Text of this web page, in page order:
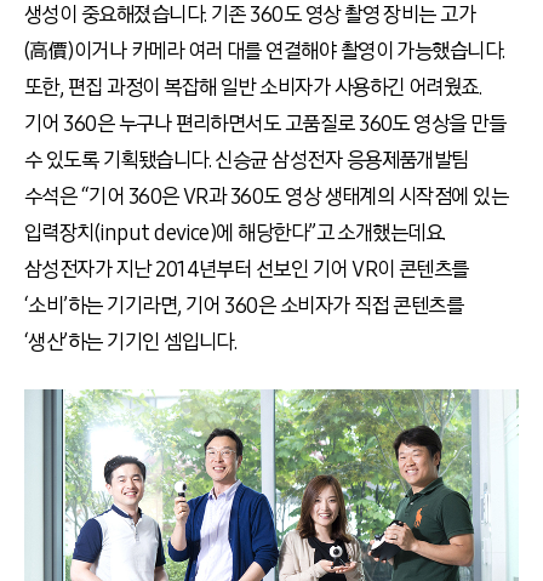
생성이 중요해졌습니다. 기존 360도 영상 촬영 장비는 고가
(高價)이거나 카메라 여러 대를 연결해야 촬영이 가능했습니다.
또한, 편집 과정이 복잡해 일반 소비자가 사용하긴 어려웠죠.
기어 360은 누구나 편리하면서도 고품질로 360도 영상을 만들
수 있도록 기획됐습니다. 신승균 삼성전자 응용제품개발팀
수석은 “기어 360은 VR과 360도 영상 생태계의 시작점에 있는
입력장치(input device)에 해당한다”고 소개했는데요.
삼성전자가 지난 2014년부터 선보인 기어 VR이 콘텐츠를
‘소비’하는 기기라면, 기어 360은 소비자가 직접 콘텐츠를
‘생산’하는 기기인 셈입니다.